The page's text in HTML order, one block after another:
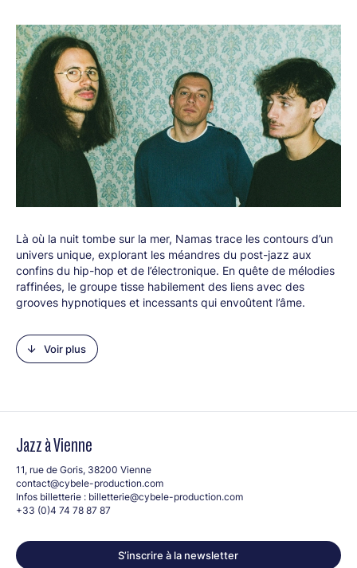
Là où la nuit tombe sur la mer, Namas trace les contours d’un
univers unique, explorant les méandres du post-jazz aux
confins du hip-hop et de l’électronique. En quête de mélodies
raffinées, le groupe tisse habilement des liens avec des
grooves hypnotiques et incessants qui envoûtent l’âme.
aspirations musicales dans un album inaugural, Tapestry,
pressé en vinyle 33 tours. Tel un journal intime, il révèle les
esquisses d’une personnalité singulière et l’ambition de faire
influences aussi diverses que J Dilla, l’art urbain et la scène
avide d’exploration. Ici, l’écriture et la liberté s’entrelacent
transcende les genres et invite à l’évasion.
Line-up :
Léo Debroise (contrebasse)
Victor Dubois (batterie)
Voir plus
Jazz à Vienne
11, rue de Goris, 38200 Vienne
contact@cybele-production.com
Infos billetterie : billetterie@cybele-production.com
+33 (0)4 74 78 87 87
S’inscrire à la newsletter